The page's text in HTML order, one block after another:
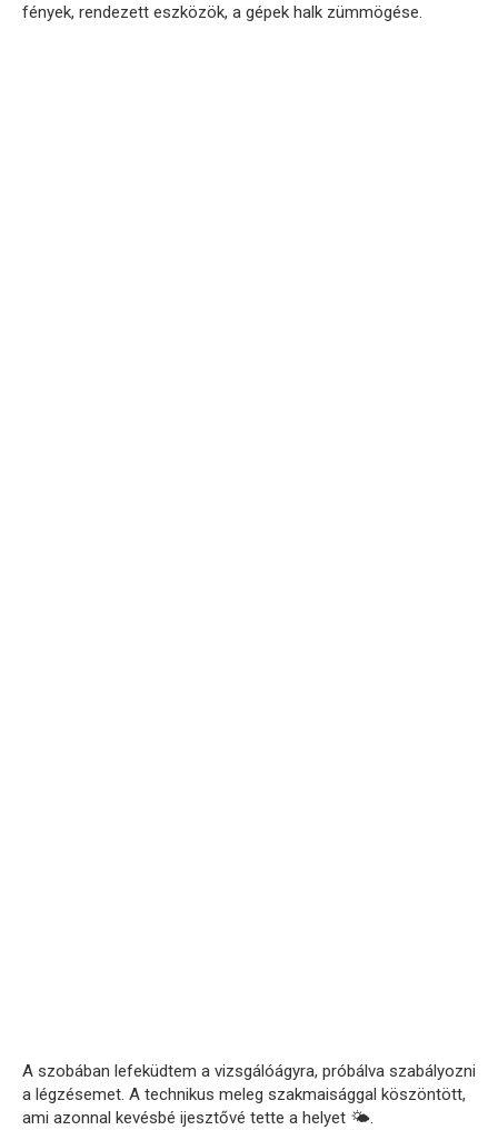
fények, rendezett eszközök, a gépek halk zümmögése.
A szobában lefeküdtem a vizsgálóágyra, próbálva szabályozni
a légzésemet. A technikus meleg szakmaisággal köszöntött,
ami azonnal kevésbé ijesztővé tette a helyet 🌤️.